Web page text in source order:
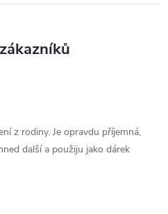
z rodiny. Je opravdu příjemná,
další a použiju jako dárek